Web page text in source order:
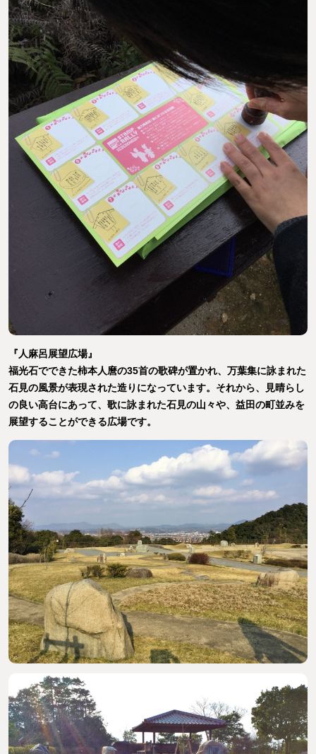
『人麻呂展望広場』
福光石でできた柿本人麿の35首の歌碑が置かれ、万葉集に詠まれた
石見の風景が表現された造りになっています。それから、見晴らし
の良い高台にあって、歌に詠まれた石見の山々や、益田の町並みを
展望することができる広場です。